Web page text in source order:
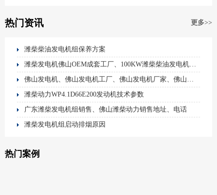
热门资讯 更多>>
潍柴柴油发电机组保养方案
潍柴发电机佛山OEM成套工厂、100KW潍柴柴油发电机组、潍柴发电机、潍柴动力、佛山发电机厂家
佛山发电机、佛山发电机工厂、佛山发电机厂家、佛山静音发电机、发电机
潍柴动力WP4.1D66E200发动机技术参数
广东潍柴发电机组销售、佛山潍柴动力销售地址、电话
潍柴发电机组启动排烟原因
热门案例